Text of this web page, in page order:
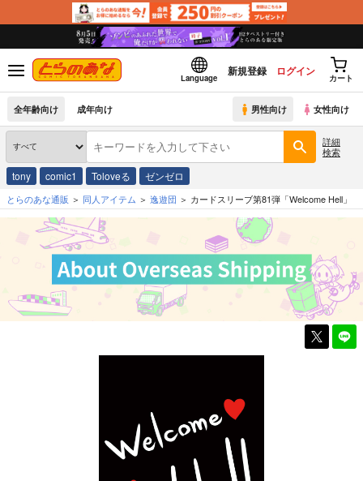
Language
新規登録 ログイン
カート
全年齢向け 成年向け 男性向け 女性向け
詳細
検索
tony comic1 Toloveる ゼンゼロ
とらのあな通販 同人アイテム 逸遊団 カードスリーブ第81弾「Welcome Hell」